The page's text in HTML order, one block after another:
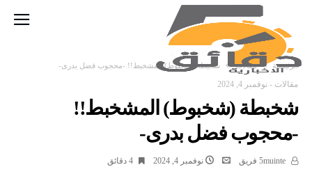
‫الرئيسية‬ مقالات شخبطة (شخبوط) المشخبط!! -محجوب فضل بدری-
مقالات - نوفمبر 4, 2024
شخبطة (شخبوط) المشخبط!!
-محجوب فضل بدری-
نوفمبر 4, 2024 4 ‫دقائق‬